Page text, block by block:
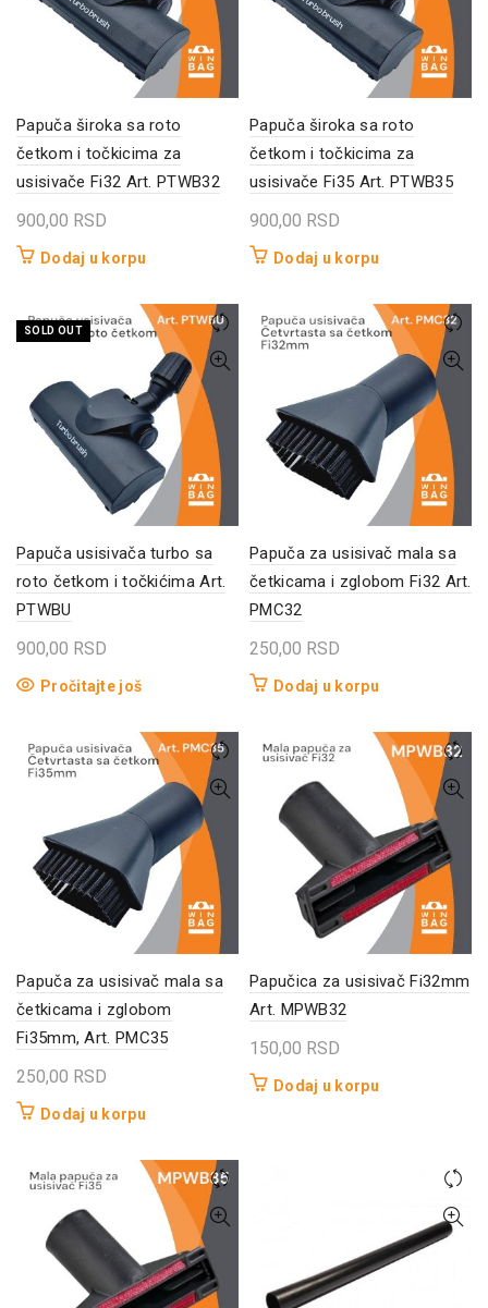
Papuča široka sa roto
četkom i točkicima za
usisivače Fi32 Art. PTWB32
900,00 RSD
Dodaj u korpu
Papuča široka sa roto
četkom i točkicima za
usisivače Fi35 Art. PTWB35
900,00 RSD
Dodaj u korpu
SOLD OUT
Papuča usisivača turbo sa
roto četkom i točkićima Art.
PTWBU
900,00 RSD
Pročitajte još
Papuča za usisivač mala sa
četkicama i zglobom Fi32 Art.
PMC32
250,00 RSD
Dodaj u korpu
Papuča za usisivač mala sa
četkicama i zglobom
Fi35mm, Art. PMC35
250,00 RSD
Dodaj u korpu
Papučica za usisivač Fi32mm
Art. MPWB32
150,00 RSD
Dodaj u korpu